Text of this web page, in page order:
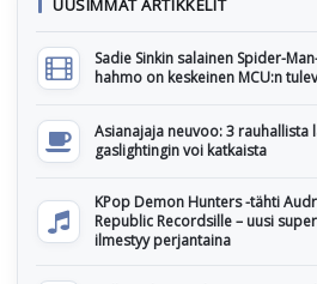
Sadie Sinkin salainen Spider-
hahmo on keskeinen MCU:n
Asianajaja neuvoo: 3 rauhallista
gaslightingin voi katkaista
KPop Demon Hunters -tähti
Republic Recordsille – uusi
ilmestyy perjantaina